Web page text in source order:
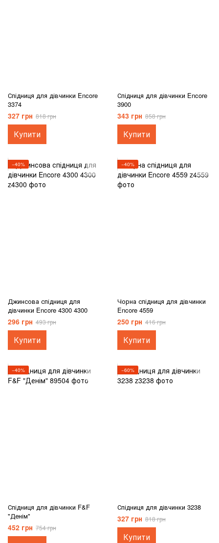
Спідниця для дівчинки Encore
3374
327 грн 818 грн
Купити
Спідниця для дівчинки Encore
3900
343 грн 858 грн
Купити
−40%
Джинсова спідниця для
дівчинки Encore 4300 4300
296 грн 493 грн
Купити
−40%
Чорна спідниця для дівчинки
Encore 4559
250 грн 416 грн
Купити
−40%
Спідниця для дівчинки F&F
"Денім"
452 грн 754 грн
−60%
Спідниця для дівчинки 3238
327 грн 818 грн
Купити